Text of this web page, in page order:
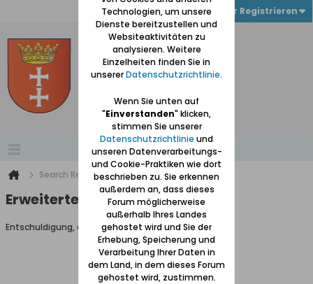
Anmelden oder Registrieren
Search Result
Erweiterte Suche
Entschuldigung, du darfst diese Seite nicht aufrufen.
Technologien, um unsere
Dienste bereitzustellen und
Websiteaktivitäten zu
analysieren. Weitere
Einzelheiten finden Sie in
unsererDatenschutzrichtlinie.
Wenn Sie unten auf
"Einverstanden" klicken,
stimmen Sie unserer
Datenschutzrichtlinie und
unseren Datenverarbeitungs-
und Cookie-Praktiken wie dort
beschrieben zu. Sie erkennen
außerdem an, dass dieses
Forum möglicherweise
außerhalb Ihres Landes
gehostet wird und Sie der
Erhebung, Speicherung und
Verarbeitung Ihrer Daten in
dem Land, in dem dieses Forum
gehostet wird, zustimmen.